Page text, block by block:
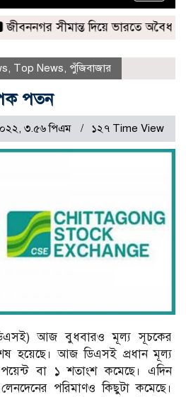
সীমান্ত দিয়ে ভারতে অবৈধ
Top News পুঁজিবাজার
পতন
৩.৫৬ পিএম ১২৭ Time View
আজ বুধবারও মূল্য সূচকের
হয়েছে। আজ ডিএসই প্রধান মূল্য
বা ১ শতাংশ কমেছে। এদিন
পরিমাণও কিছুটা কমেছে।